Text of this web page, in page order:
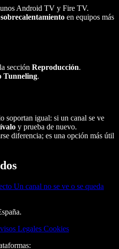
Android TV y Fire TV.
en equipos más
sección Reproducción.
Tunneling.
soportan igual: si un canal se ve
y prueba de nuevo.
diferencia; es una opción más útil
Un canal no se ve o se queda
Legales Cookies